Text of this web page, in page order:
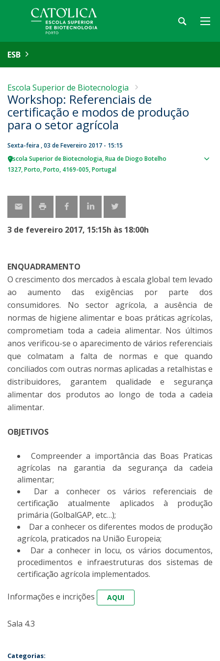
ESB
Escola Superior de Biotecnologia
Workshop: Referenciais de
certificação e modos de produção
para o setor agrícola
Sexta-feira , 03 de Fevereiro 2017 - 15:15
Escola Superior de Biotecnologia Rua de Diogo Botelho
1327 Porto Porto 4169-005 Portugal
3 de fevereiro 2017, 15:15h às 18:00h
ENQUADRAMENTO
O crescimento dos mercados à escala global tem levado
ao aumento das exigências por parte dos
consumidores. No sector agrícola, a ausência de
normas de higiene alimentar e boas práticas agrícolas,
comprometiam toda a cadeia alimentar. Nos últimos
anos verificou-se o aparecimento de vários referenciais
que colmatam a falta de normas e que quando
conciliados com outras normas aplicadas a retalhistas e
distribuidores, garantem qualidade e segurança
alimentar dos produtos ao longo de toda a cadeia
alimentar.
OBJETIVOS
Compreender a importância das Boas Praticas
agrícolas na garantia da segurança da cadeia
alimentar;
Dar a conhecer os vários referenciais de
certificação atualmente aplicados à produção
primária (GolbalGAP, etc…);
Dar a conhecer os diferentes modos de produção
agrícola, praticados na União Europeia;
Dar a conhecer in locu, os vários documentos,
procedimentos e infraestruturas dos sistemas de
certificação agrícola implementados.
Informações e incrições AQUI
Sala 4.3
Categorias: